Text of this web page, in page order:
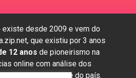
existe desde 2009 e vem do
que existiu por 3 anos
12 anos de pioneirismo na
online com análise dos
da região e do país.